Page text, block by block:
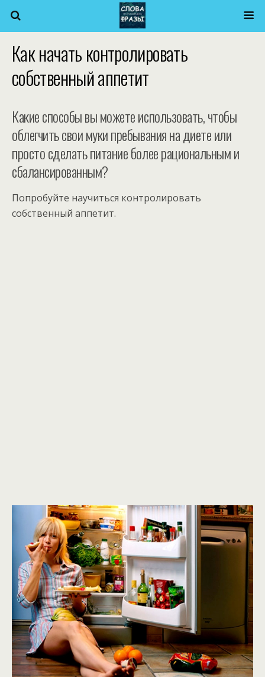
Как начать контролировать
собственный аппетит
Какие способы вы можете использовать, чтобы
облегчить свои муки пребывания на диете или
просто сделать питание более рациональным и
сбалансированным?
Попробуйте научиться контролировать
собственный аппетит.